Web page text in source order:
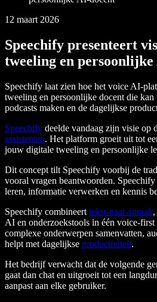
12 maart 2026
Speechify presenteert
tweeling en
Speechify laat zien hoe het voice AI-
tweeling en persoonlijke docent die kan
podcasts maken en de dagelijkse
Speechify deelde vandaag zijn visie op
assistenten. Het platform groeit uit tot
jouw digitale tweeling en persoonlijke
Dit concept tilt Speechify voorbij de
vooral vragen beantwoorden.
leren, informatie verwerken en kennis
Speechify combineert tekst-naar-spraak,
AI en onderzoekstools in één voice-first
complexe onderwerpen samenvatten,
helpt met dagelijkse productiviteit.
Het bedrijf verwacht dat de volgende
gaat dan chat en uitgroeit tot een
aanpast aan elke gebruiker.